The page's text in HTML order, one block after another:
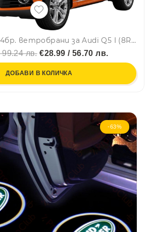
Комплект от 4бр. ветробрани за Audi Q5 I (8R) 2008 - 2016 г.
99.24 лв.€28.99 / 56.70 лв.
ДОБАВИ В КОЛИЧКА
-63%